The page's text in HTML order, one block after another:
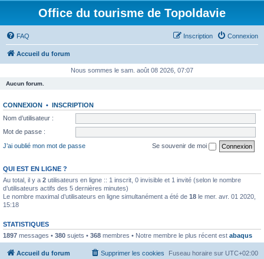
Office du tourisme de Topoldavie
FAQ Connexion
Inscription
Accueil du forum
Nous sommes le sam. août 08 2026, 07:07
Aucun forum.
CONNEXION • INSCRIPTION
Nom d’utilisateur :
Mot de passe :
J’ai oublié mon mot de passe
Se souvenir de moi
QUI EST EN LIGNE ?
Au total, il y a 2 utilisateurs en ligne :: 1 inscrit, 0 invisible et 1 invité (selon le nombre
d’utilisateurs actifs des 5 dernières minutes)
Le nombre maximal d’utilisateurs en ligne simultanément a été de 18 le mer. avr. 01 2020,
15:18
STATISTIQUES
1897 messages • 380 sujets • 368 membres • Notre membre le plus récent est abaqus
Accueil du forum Fuseau horaire sur UTC+02:00
Supprimer les cookies